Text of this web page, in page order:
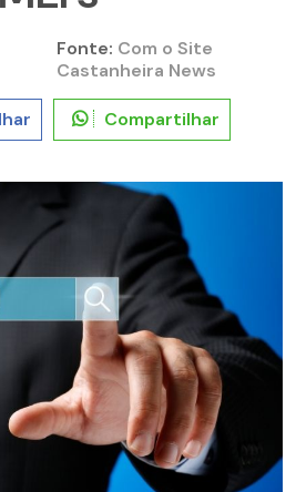
Fonte: Com o Site
Castanheira News
Compartilhar